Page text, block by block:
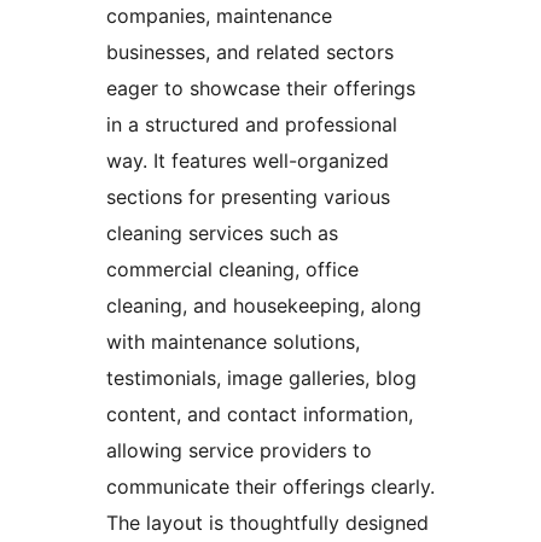
companies, maintenance
businesses, and related sectors
eager to showcase their offerings
in a structured and professional
way. It features well-organized
sections for presenting various
cleaning services such as
commercial cleaning, office
cleaning, and housekeeping, along
with maintenance solutions,
testimonials, image galleries, blog
content, and contact information,
allowing service providers to
communicate their offerings clearly.
The layout is thoughtfully designed